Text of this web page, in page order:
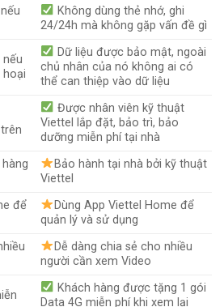
Không dùng thẻ nhớ, ghi
24/24h mà không gặp vấn đề gì
hoại
Dữ liệu được bảo mật, ngoài
chủ nhân của nó không ai có
thể can thiệp vào dữ liệu
Được nhân viên kỹ thuật
Viettel lắp đặt, bảo trì, bảo
dưỡng miễn phí tại nhà
Bảo hành tại nhà bởi kỹ thuật
Viettel
để
Dùng App Viettel Home để
quản lý và sử dụng
Dễ dàng chia sẻ cho nhiều
người cần xem Video
Khách hàng được tặng 1 gói
Data 4G miễn phí khi xem lại